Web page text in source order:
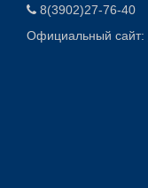
8(3902)27-76-40
Официальный сайт: